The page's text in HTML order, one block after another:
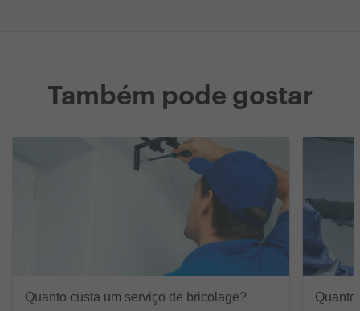
Também pode gostar
Quanto custa um serviço de bricolage?